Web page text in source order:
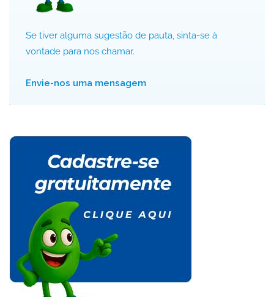
Se tiver alguma sugestão de pauta, sinta-se à
vontade para nos chamar.
Envie-nos uma mensagem